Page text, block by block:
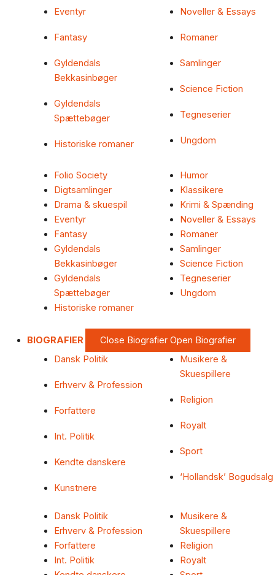
Eventyr
Fantasy
Gyldendals
Bekkasinbøger
Gyldendals
Spættebøger
Historiske romaner
Noveller & Essays
Romaner
Samlinger
Science Fiction
Tegneserier
Ungdom
Folio Society
Digtsamlinger
Drama & skuespil
Eventyr
Fantasy
Gyldendals
Bekkasinbøger
Gyldendals
Spættebøger
Historiske romaner
Humor
Klassikere
Krimi & Spænding
Noveller & Essays
Romaner
Samlinger
Science Fiction
Tegneserier
Ungdom
BIOGRAFIER Close Biografier Open Biografier
Dansk Politik
Erhverv & Profession
Forfattere
Int. Politik
Kendte danskere
Kunstnere
Musikere &
Skuespillere
Religion
Royalt
Sport
‘Hollandsk’ Bogudsalg
Dansk Politik
Erhverv & Profession
Forfattere
Int. Politik
Musikere &
Skuespillere
Religion
Royalt